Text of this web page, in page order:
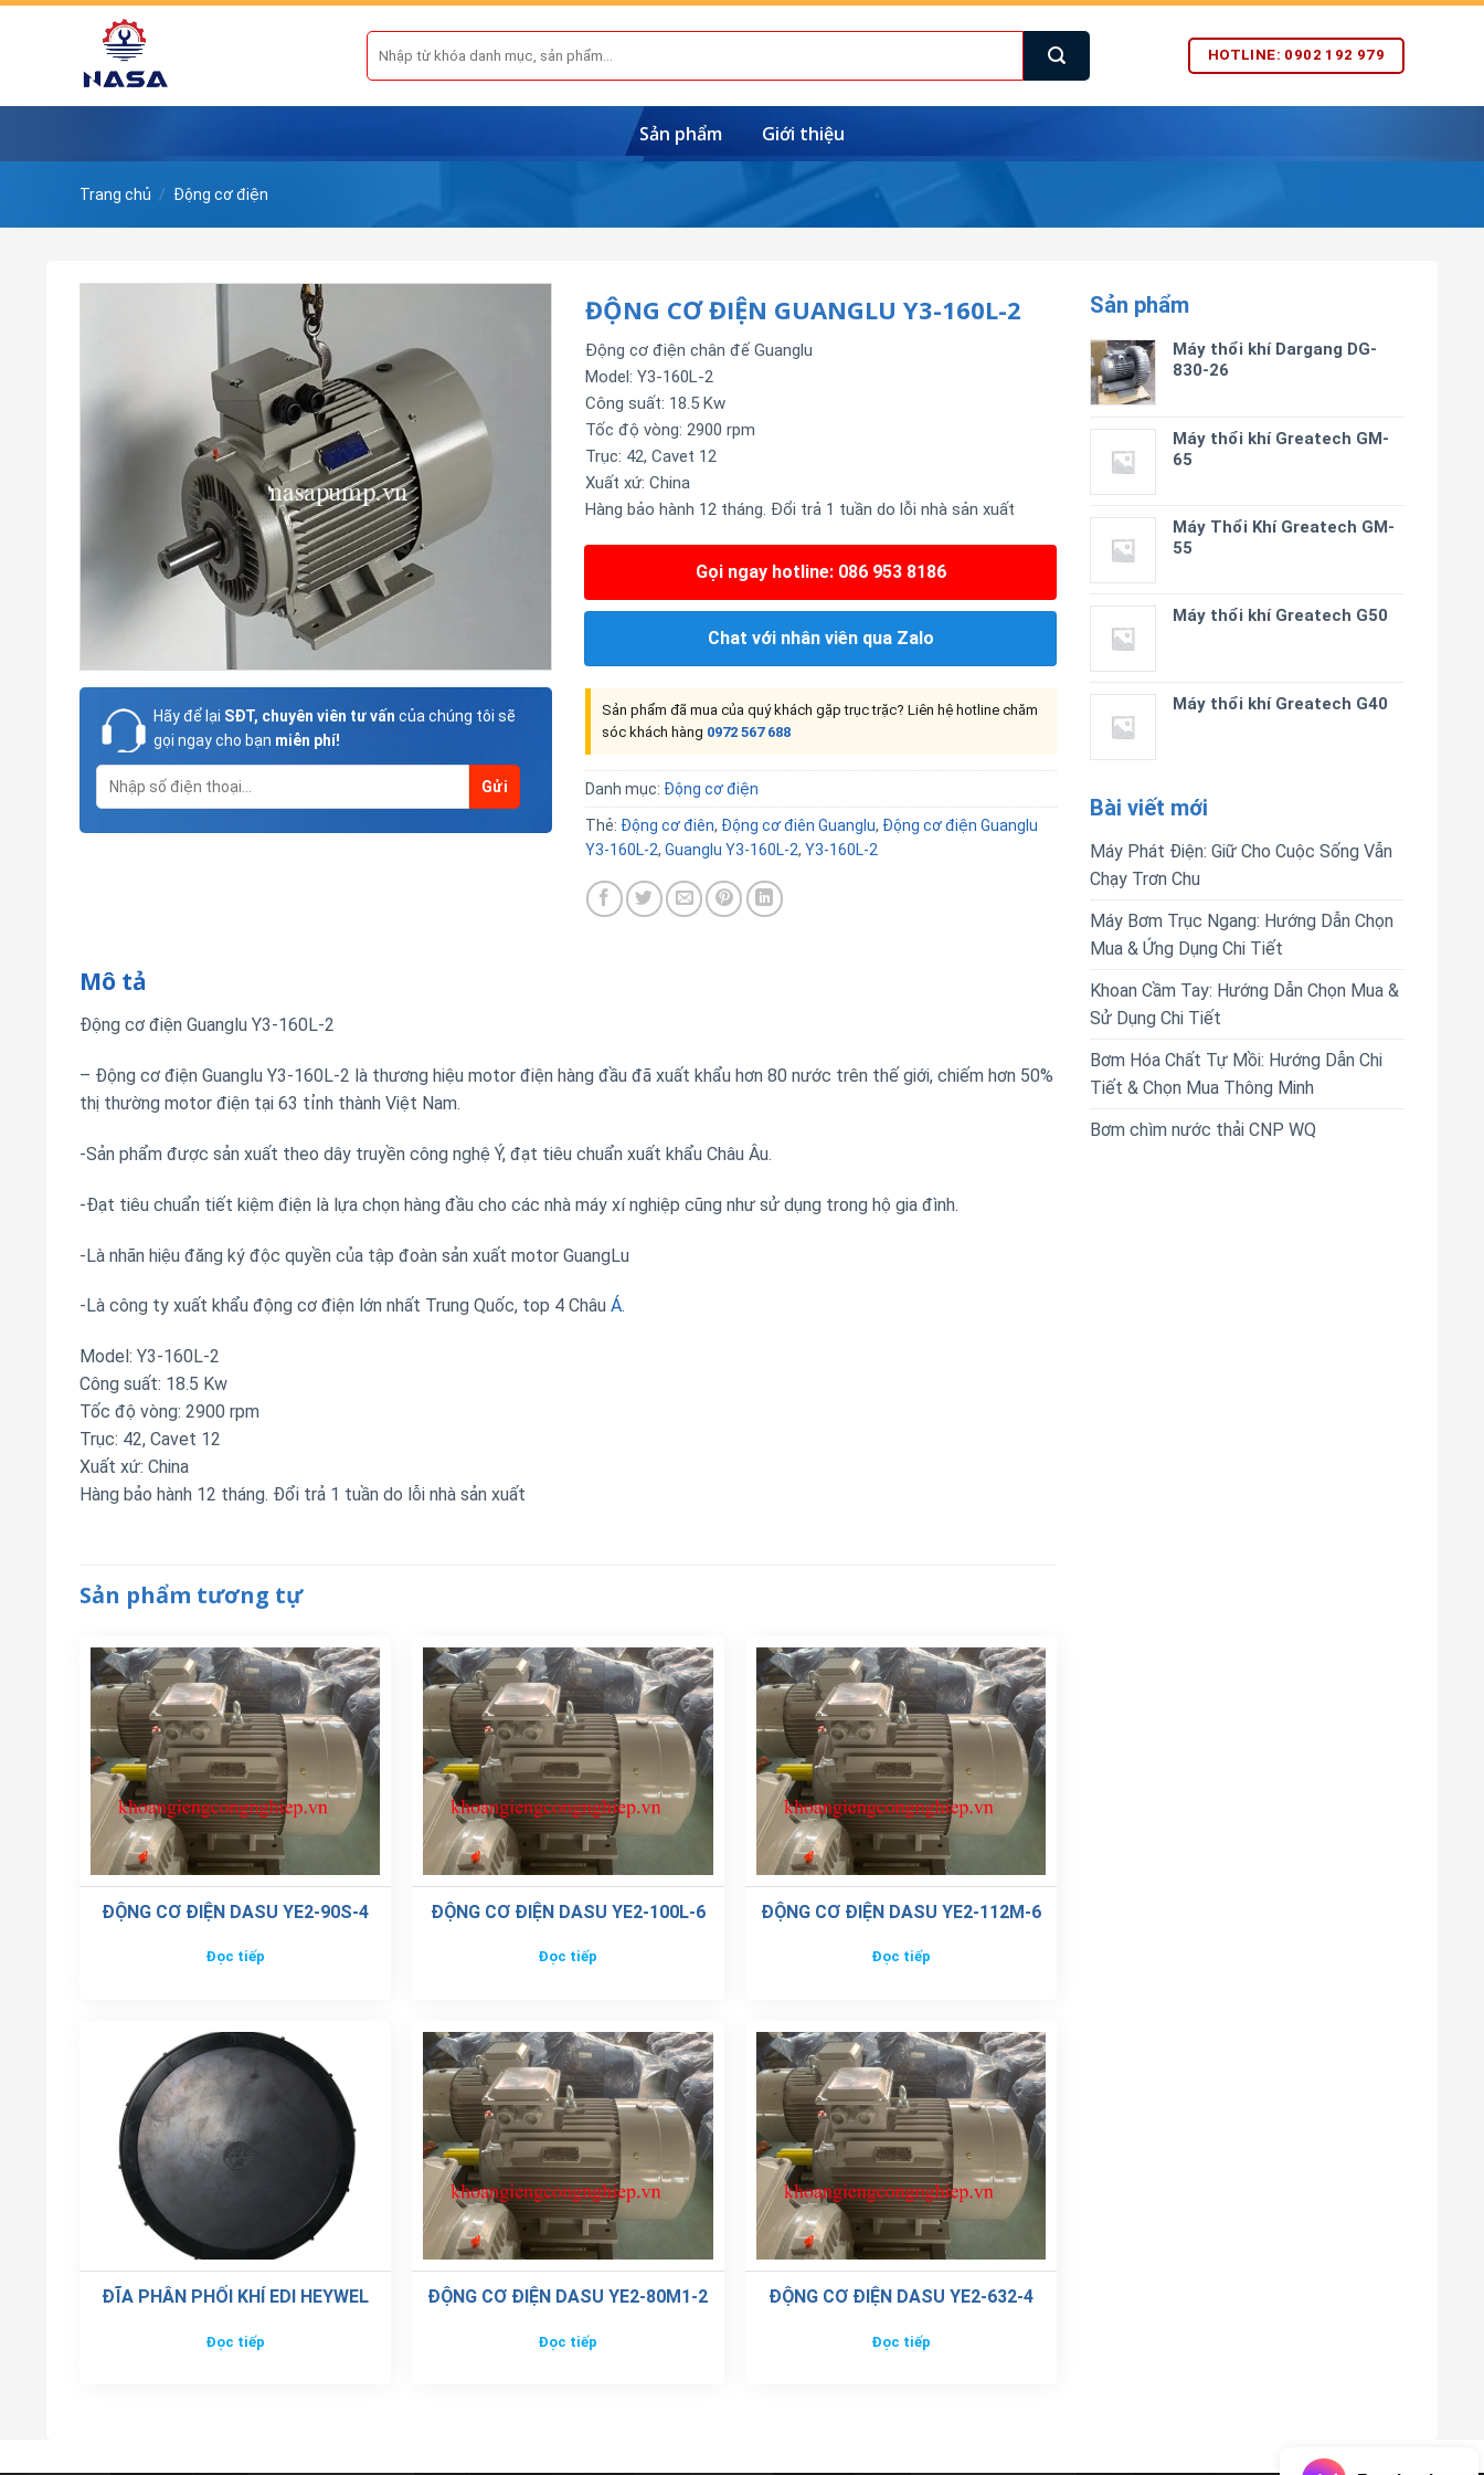
Skip
Tìm
kiếm:
HOTLINE: 0902 192 979
Sản phẩm Giới thiệu
Trang chủ / Động cơ điện
Sản phẩm
Máy thổi khí Dargang DG-
830-26
Máy thổi khí Greatech GM-
65
Máy Thổi Khí Greatech GM-
55
Máy thổi khí Greatech G50
Máy thổi khí Greatech G40
Bài viết mới
Máy Phát Điện: Giữ Cho Cuộc Sống Vẫn
Chạy Trơn Chu
Máy Bơm Trục Ngang: Hướng Dẫn Chọn
Mua & Ứng Dụng Chi Tiết
Khoan Cầm Tay: Hướng Dẫn Chọn Mua &
Sử Dụng Chi Tiết
Bơm Hóa Chất Tự Mồi: Hướng Dẫn Chi
Tiết & Chọn Mua Thông Minh
Bơm chìm nước thải CNP WQ
Hãy để lại SĐT, chuyên viên tư vấn của chúng tôi sẽ
gọi ngay cho bạn miễn phí!
ĐỘNG CƠ ĐIỆN GUANGLU Y3-160L-2
Động cơ điện chân đế Guanglu
Model: Y3-160L-2
Công suất: 18.5 Kw
Tốc độ vòng: 2900 rpm
Trục: 42, Cavet 12
Xuất xứ: China
Hàng bảo hành 12 tháng. Đổi trả 1 tuần do lỗi nhà sản xuất
Gọi ngay hotline: 086 953 8186
Chat với nhân viên qua Zalo
Sản phẩm đã mua của quý khách gặp trục trặc? Liên hệ hotline chăm
sóc khách hàng 0972 567 688
Danh mục: Động cơ điện
Thẻ: Động cơ điên, Động cơ điên Guanglu, Động cơ điện Guanglu
Y3-160L-2, Guanglu Y3-160L-2, Y3-160L-2
Mô tả
Động cơ điện Guanglu Y3-160L-2
– Động cơ điện Guanglu Y3-160L-2 là thương hiệu motor điện hàng đầu đã xuất khẩu hơn 80 nước trên thế giới, chiếm hơn 50%
thị thường motor điện tại 63 tỉnh thành Việt Nam.
-Sản phẩm được sản xuất theo dây truyền công nghệ Ý, đạt tiêu chuẩn xuất khẩu Châu Âu.
-Đạt tiêu chuẩn tiết kiệm điện là lựa chọn hàng đầu cho các nhà máy xí nghiệp cũng như sử dụng trong hộ gia đình.
-Là nhãn hiệu đăng ký độc quyền của tập đoàn sản xuất motor GuangLu
-Là công ty xuất khẩu động cơ điện lớn nhất Trung Quốc, top 4 Châu Á.
Model: Y3-160L-2
Công suất: 18.5 Kw
Tốc độ vòng: 2900 rpm
Trục: 42, Cavet 12
Xuất xứ: China
Hàng bảo hành 12 tháng. Đổi trả 1 tuần do lỗi nhà sản xuất
Sản phẩm tương tự
ĐỘNG CƠ ĐIỆN DASU YE2-90S-4
Đọc tiếp
ĐỘNG CƠ ĐIỆN DASU YE2-100L-6
Đọc tiếp
ĐỘNG CƠ ĐIỆN DASU YE2-112M-6
Đọc tiếp
ĐĨA PHÂN PHỐI KHÍ EDI HEYWEL
Đọc tiếp
ĐỘNG CƠ ĐIỆN DASU YE2-80M1-2
Đọc tiếp
ĐỘNG CƠ ĐIỆN DASU YE2-632-4
Đọc tiếp